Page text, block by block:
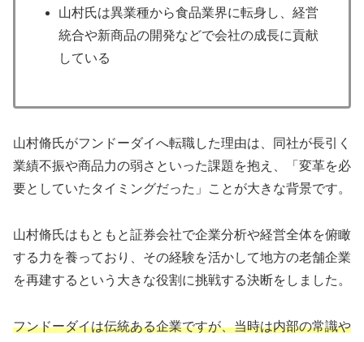
山村氏は異業種から食品業界に転身し、経営
統合や新商品の開発などで会社の成長に貢献
している
山村脩氏がフンドーダイへ転職した理由は、同社が長引く
業績不振や商品力の弱さといった課題を抱え、「変革を必
要としていたタイミングだった」ことが大きな背景です。
山村脩氏はもともと証券会社で企業分析や経営全体を俯瞰
する力を養っており、その経験を活かして地方の老舗企業
を再建するという大きな役割に挑戦する決断をしました。
フンドーダイは伝統ある企業ですが、当時は内部の常識や